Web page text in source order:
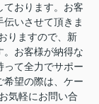
ております。お客
いさせて頂きま
りますので、新
。お客様が納得な
って全力でサポー
希望の際は、ケー
気軽にお問い合